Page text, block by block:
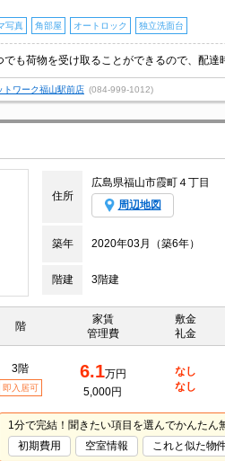
写真 角部屋 オートロック 独立洗面台
トワーク福山駅前店 (084-999-1012)
住所
広島県福山市霞町４丁目
周辺地図
築年 2020年03月（築6年）
階建 3階建
階
家賃
管理費
敷金
礼金
3階
即入居可
6.1万円
5,000円
なし
なし
1分で完結！聞きたい項目を選んでかんたん
初期費用
空室情報 これと似た物